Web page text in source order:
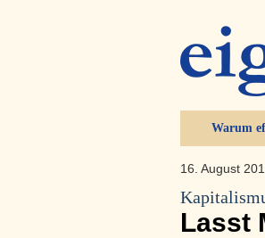
Warum
16. August
Lasst